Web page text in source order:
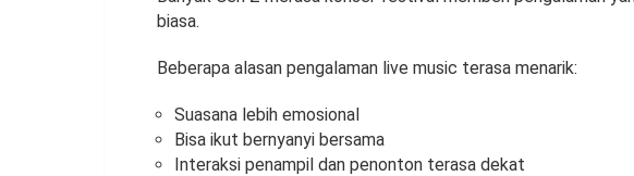
biasa.
Beberapa alasan pengalaman live music terasa menarik:
Suasana lebih emosional
Bisa ikut bernyanyi bersama
Interaksi penampil dan penonton terasa dekat